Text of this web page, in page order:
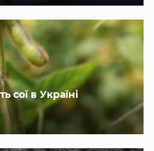
сої в Україні